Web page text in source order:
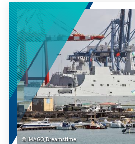
inzwischen 76-jährigen
Netanjahu.
IMAGO/Dreamstime